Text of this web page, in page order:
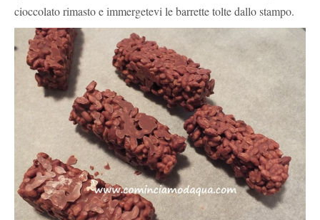
cioccolato rimasto e immergetevi le barrette tolte dallo stampo.